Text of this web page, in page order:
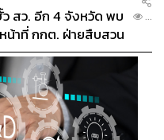
สว. อีก 4 จังหวัด พบ
น้าที่ กกต. ฝ่ายสืบสวน
...